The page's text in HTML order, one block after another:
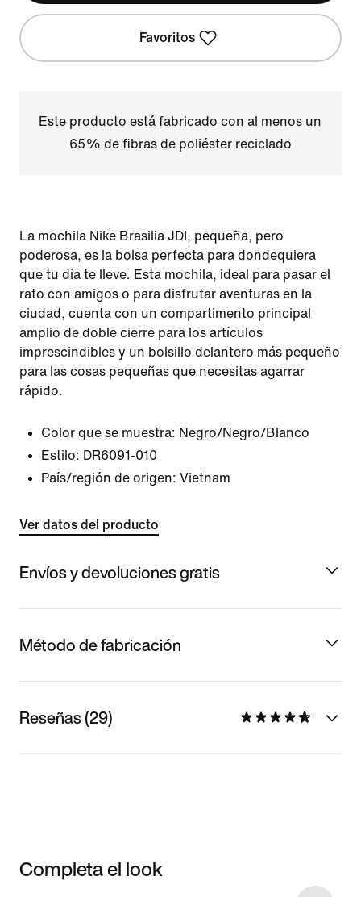
Favoritos
Este producto está fabricado con al menos un
65% de fibras de poliéster reciclado
La mochila Nike Brasilia JDI, pequeña, pero
poderosa, es la bolsa perfecta para dondequiera
que tu día te lleve. Esta mochila, ideal para pasar el
rato con amigos o para disfrutar aventuras en la
ciudad, cuenta con un compartimento principal
amplio de doble cierre para los artículos
imprescindibles y un bolsillo delantero más pequeño
para las cosas pequeñas que necesitas agarrar
rápido.
Color que se muestra: Negro/Negro/Blanco
Estilo: DR6091-010
País/región de origen: Vietnam
Ver datos del producto
Envíos y devoluciones gratis
Método de fabricación
Reseñas (29)
Completa el look